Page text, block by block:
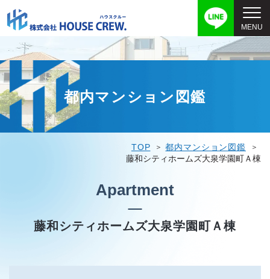
都内マンション図鑑
TOP
都内マンション図鑑
藤和シティホームズ大泉学園町Ａ棟
Apartment
藤和シティホームズ大泉学園町Ａ棟